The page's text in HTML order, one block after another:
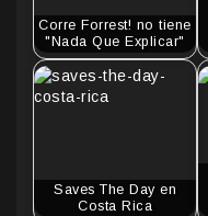
Corre Forrest! no tiene
"Nada Que Explicar"
Saves The Day en
Costa Rica